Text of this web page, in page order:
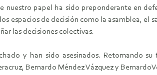
nuestro papel ha sido preponderante en
espacios de decisión como la asamblea, el
las decisiones colectivas.
y han sido asesinados. Retomando
Bernardo Méndez Vázquez y